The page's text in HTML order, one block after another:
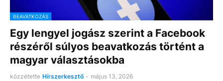
BEAVATKOZÁS
Egy lengyel jogász szerint a Facebook
részéről súlyos beavatkozás történt a
magyar választásokba
közzétette Hírszerkesztő - május 13, 2026